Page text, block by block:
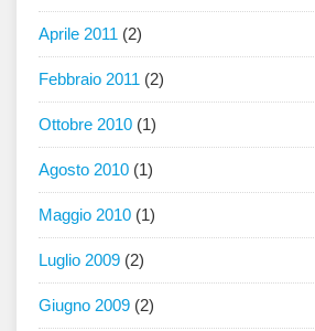
Aprile 2011 (2)
Febbraio 2011 (2)
Ottobre 2010 (1)
Agosto 2010 (1)
Maggio 2010 (1)
Luglio 2009 (2)
Giugno 2009 (2)